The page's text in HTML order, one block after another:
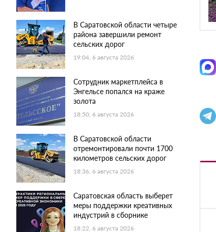
В Саратовской области четыре
района завершили ремонт
сельских дорог
19:04, 6 августа 2026
Сотрудник маркетплейса в
Энгельсе попался на краже
золота
18:50, 6 августа 2026
В Саратовской области
отремонтировали почти 1700
километров сельских дорог
18:36, 6 августа 2026
Саратовская область выберет
меры поддержки креативных
индустрий в сборнике
18:22, 6 августа 2026